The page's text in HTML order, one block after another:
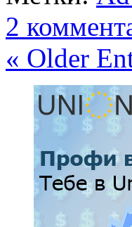
2
« Older